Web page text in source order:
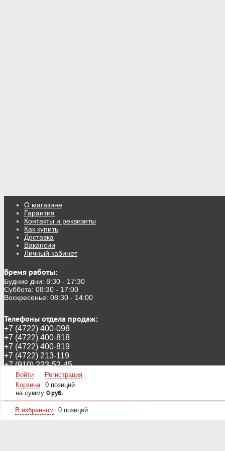
О магазине
Гарантия
Контакты и реквизиты
Как купить
Доставка
Вакансии
Личный кабинет
Время работы:
Будние дни: 8:30 - 17:30
Суббота: 08:30 - 17:00
Воскресенье: 08:30 - 14:00
Телефоны отдела продаж:
+7 (4722) 400-098
+7 (4722) 400-818
+7 (4722) 400-819
+7 (4722) 213-119
+7 (910) 223-52-45
Следите за новинками в инстаграмм:
А так же в ВКhttps://vk.com/ooostroika
Войти
Регистрация
Корзина
0 позиций
на сумму 0 руб.
В избранном 0 позиций